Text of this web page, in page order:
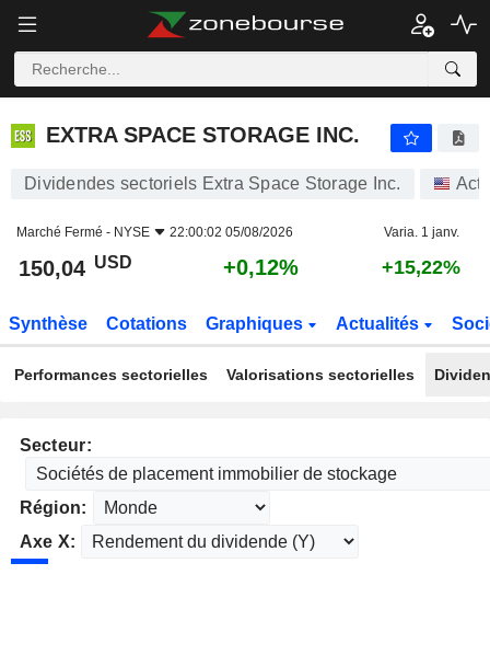
EXTRA SPACE STORAGE INC. +0,12%
EXTRA SPACE STORAGE INC.
Dividendes sectoriels Extra Space Storage Inc.
Marché Fermé - NYSE 22:00:02 05/08/2026 Varia. 1 janv.
150,04 USD +0,12% +15,22%
Synthèse Cotations Graphiques Actualités
Performances sectorielles Valorisations sectorielles
Secteur:
Région:
Axe X: